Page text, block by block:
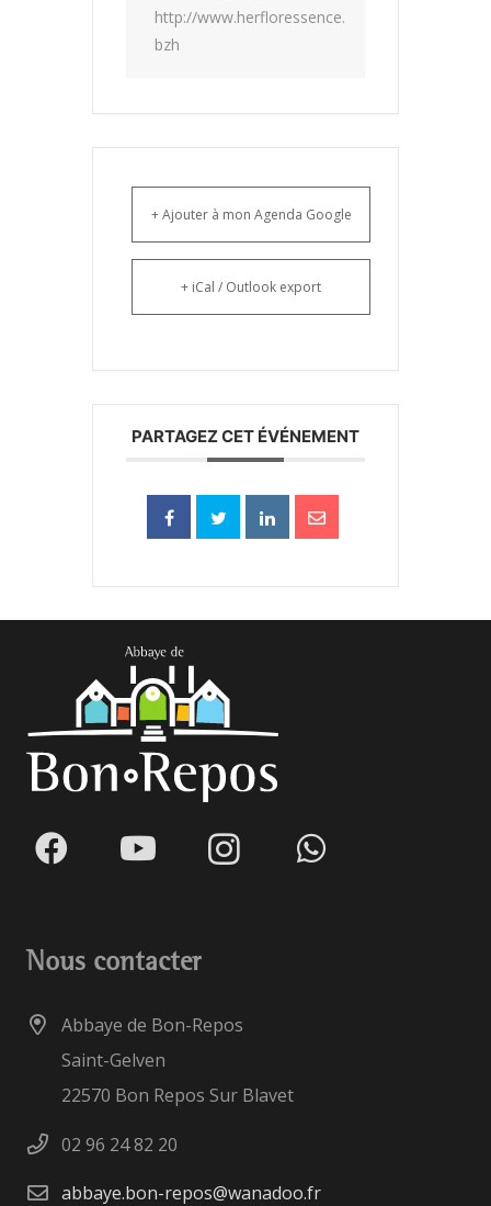
http://www.herfloressence.
bzh
+ Ajouter à mon Agenda Google
+ iCal / Outlook export
PARTAGEZ CET ÉVÉNEMENT
Nous contacter
Abbaye de Bon-Repos
Saint-Gelven
22570 Bon Repos Sur Blavet
02 96 24 82 20
abbaye.bon-repos@wanadoo.fr